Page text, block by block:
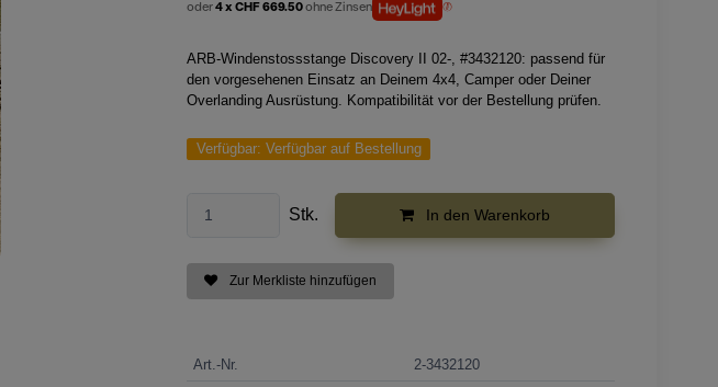
oder4 x CHF 669.50ohne Zinsen
ARB-Windenstossstange Discovery II 02-, #3432120: passend für
den vorgesehenen Einsatz an Deinem 4x4, Camper oder Deiner
Overlanding Ausrüstung. Kompatibilität vor der Bestellung prüfen.
Verfügbar: Verfügbar auf Bestellung
Stk. In den Warenkorb
Zur Merkliste hinzufügen
Art.-Nr.
2-3432120